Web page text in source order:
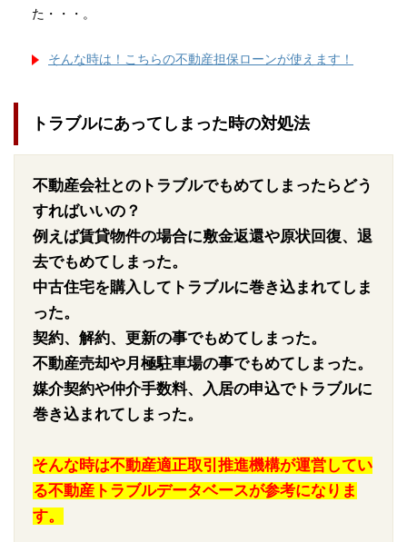
た・・・。
そんな時は！こちらの不動産担保ローンが使えます！
トラブルにあってしまった時の対処法
不動産会社とのトラブルでもめてしまったらどう
すればいいの？
例えば賃貸物件の場合に敷金返還や原状回復、退
去でもめてしまった。
中古住宅を購入してトラブルに巻き込まれてしま
った。
契約、解約、更新の事でもめてしまった。
不動産売却や月極駐車場の事でもめてしまった。
媒介契約や仲介手数料、入居の申込でトラブルに
巻き込まれてしまった。
そんな時は不動産適正取引推進機構が運営してい
る不動産トラブルデータベースが参考になりま
す。